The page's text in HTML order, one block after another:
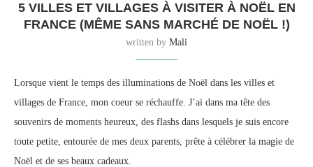
5 VILLES ET VILLAGES À VISITER À NOËL EN
FRANCE (MÊME SANS MARCHÉ DE NOËL !)
written by Mali
Lorsque vient le temps des illuminations de Noël dans les villes et
villages de France, mon coeur se réchauffe. J’ai dans ma tête des
souvenirs de moments heureux, des flashs dans lesquels je suis encore
toute petite, entourée de mes deux parents, prête à célébrer la magie de
Noël et de ses beaux cadeaux.